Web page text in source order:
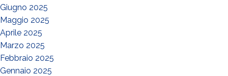
Giugno 2025
Maggio 2025
Aprile 2025
Marzo 2025
Febbraio 2025
Gennaio 2025